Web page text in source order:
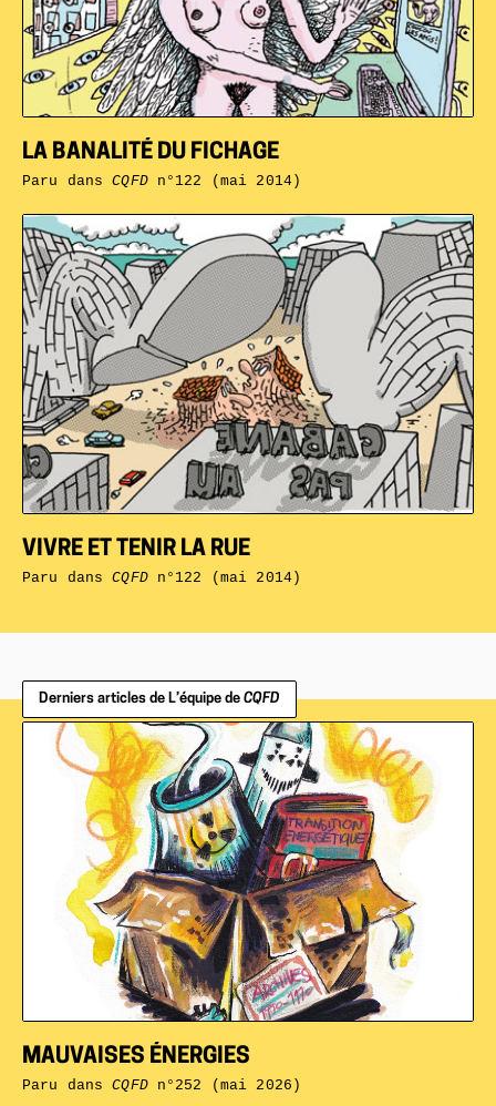
VIVRE ET TENIR LA RUE
Paru dansCQFDn°122 (mai 2014)
LA BANALITÉ DU FICHAGE
Paru dansCQFDn°122 (mai 2014)
Derniers articles de L’équipe de CQFD
MAUVAISES ÉNERGIES
Paru dansCQFDn°252 (mai 2026)